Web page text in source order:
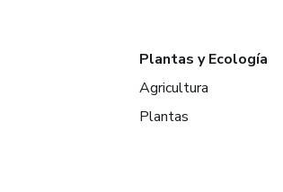
Plantas y Ecología
Agricultura
Plantas